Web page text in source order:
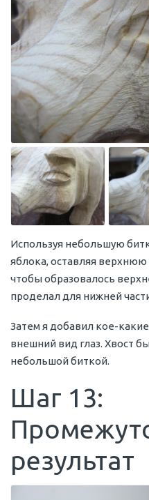
Используя небольшую
яблока, оставляя
чтобы образовалось
проделал для нижней
Затем я добавил кое-
внешний вид глаз. Хвост
небольшой биткой.
Шаг 13:
результат